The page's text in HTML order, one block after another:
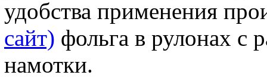
удобства применения
сайт) фольга в рулонах с
намотки.